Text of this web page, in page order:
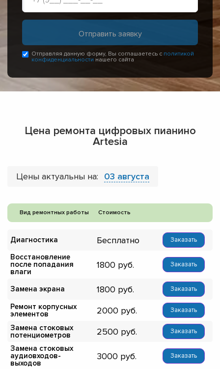
Отправляя данную форму, Вы соглашаетесь с политикой
конфиденциальности нашего сайта
Цена ремонта цифровых пианино
Artesia
Цены актуальны на: 03 августа
Вид ремонтных работы Стоимость
Диагностика Бесплатно Заказать
Восстановление
после попадания
влаги
1800 Заказать
Замена экрана 1800 Заказать
Ремонт корпусных
элементов
2000 Заказать
Замена стоковых
потенциометров
2500 Заказать
Замена стоковых
аудиовходов-
выходов
3000 Заказать